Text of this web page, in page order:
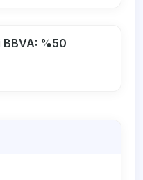
%50